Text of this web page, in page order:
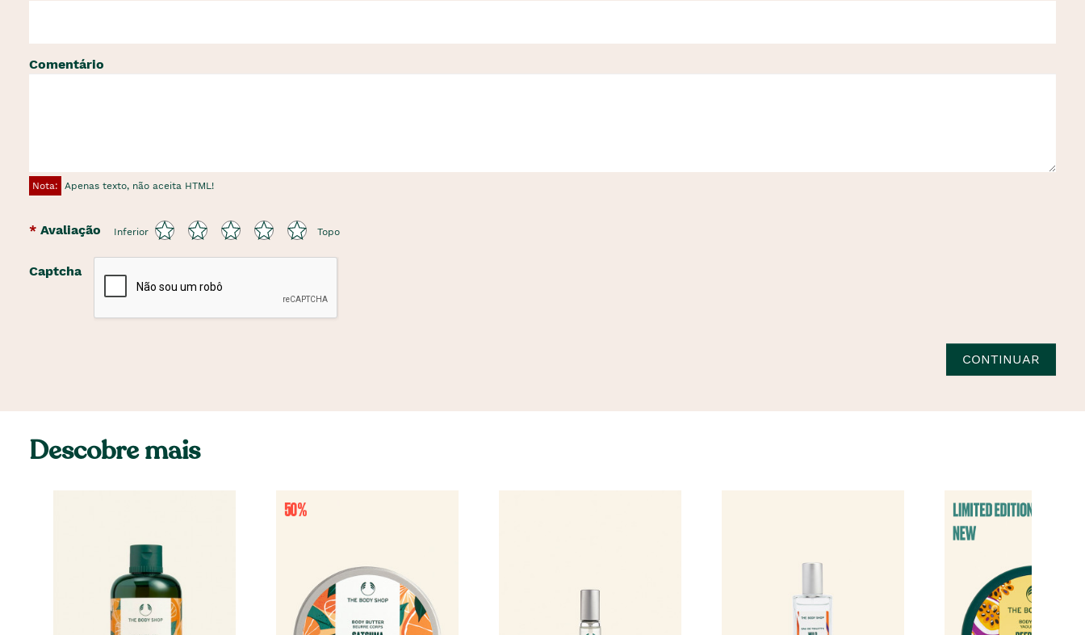
Comentário
Nota: Apenas texto, não aceita HTML!
Avaliação Inferior Topo
Captcha
CONTINUAR
Descobre mais